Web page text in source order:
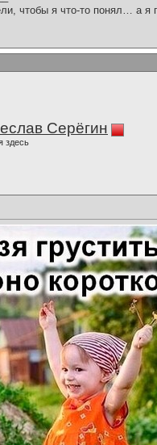
чтобы я что-то понял… а
Серёгин
здесь